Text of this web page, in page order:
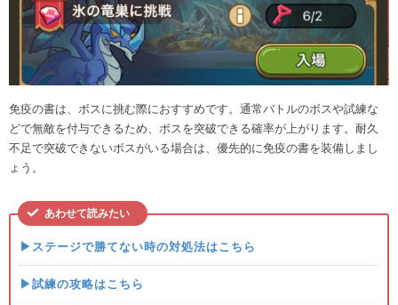
免疫の書は、ボスに挑む際におすすめです。通常バトルのボスや試練な
どで無敵を付与できるため、ボスを突破できる確率が上がります。耐久
不足で突破できないボスがいる場合は、優先的に免疫の書を装備しまし
ょう。
あわせて読みたい
▶ステージで勝てない時の対処法はこちら
▶試練の攻略はこちら